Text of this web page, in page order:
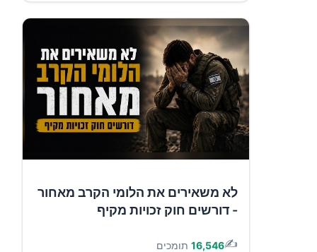
לא משאירים את הלומי הקרב מאחור
- דורשים חוק זכויות מקיף
✍️
16,546 תומכים